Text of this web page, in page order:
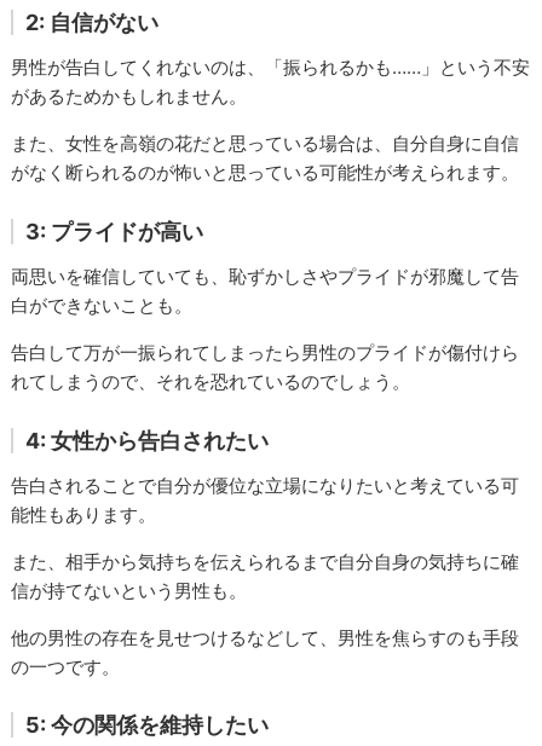
2: 自信がない
男性が告白してくれないのは、「振られるかも……」という不安
があるためかもしれません。
また、女性を高嶺の花だと思っている場合は、自分自身に自信
がなく断られるのが怖いと思っている可能性が考えられます。
3: プライドが高い
両思いを確信していても、恥ずかしさやプライドが邪魔して告
白ができないことも。
告白して万が一振られてしまったら男性のプライドが傷付けら
れてしまうので、それを恐れているのでしょう。
4: 女性から告白されたい
告白されることで自分が優位な立場になりたいと考えている可
能性もあります。
また、相手から気持ちを伝えられるまで自分自身の気持ちに確
信が持てないという男性も。
他の男性の存在を見せつけるなどして、男性を焦らすのも手段
の一つです。
5: 今の関係を維持したい